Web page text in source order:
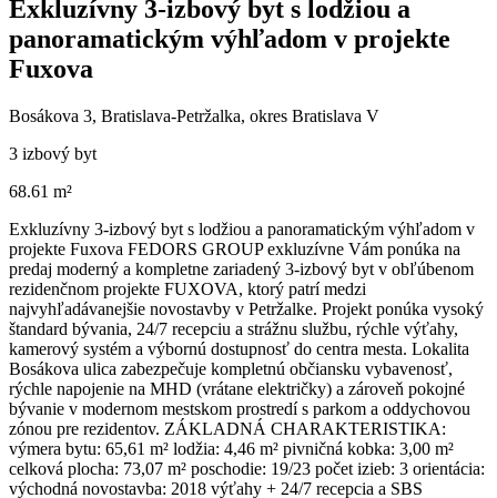
Exkluzívny 3-izbový byt s lodžiou a
panoramatickým výhľadom v projekte
Fuxova
Bosákova 3, Bratislava-Petržalka, okres Bratislava V
3 izbový byt
68.61 m²
Exkluzívny 3-izbový byt s lodžiou a panoramatickým výhľadom v
projekte Fuxova FEDORS GROUP exkluzívne Vám ponúka na
predaj moderný a kompletne zariadený 3-izbový byt v obľúbenom
rezidenčnom projekte FUXOVA, ktorý patrí medzi
najvyhľadávanejšie novostavby v Petržalke. Projekt ponúka vysoký
štandard bývania, 24/7 recepciu a strážnu službu, rýchle výťahy,
kamerový systém a výbornú dostupnosť do centra mesta. Lokalita
Bosákova ulica zabezpečuje kompletnú občiansku vybavenosť,
rýchle napojenie na MHD (vrátane električky) a zároveň pokojné
bývanie v modernom mestskom prostredí s parkom a oddychovou
zónou pre rezidentov. ZÁKLADNÁ CHARAKTERISTIKA:
výmera bytu: 65,61 m² lodžia: 4,46 m² pivničná kobka: 3,00 m²
celková plocha: 73,07 m² poschodie: 19/23 počet izieb: 3 orientácia:
východná novostavba: 2018 výťahy + 24/7 recepcia a SBS